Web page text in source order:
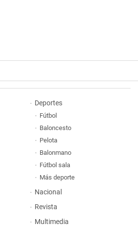
Deportes
Fútbol
Baloncesto
Pelota
Balonmano
Fútbol sala
Más deporte
Nacional
Revista
Multimedia